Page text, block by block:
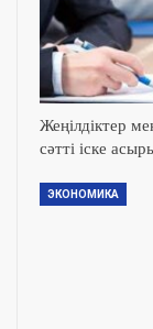
Жеңілдіктер
сәтті іске
ЭКОНОМИКА